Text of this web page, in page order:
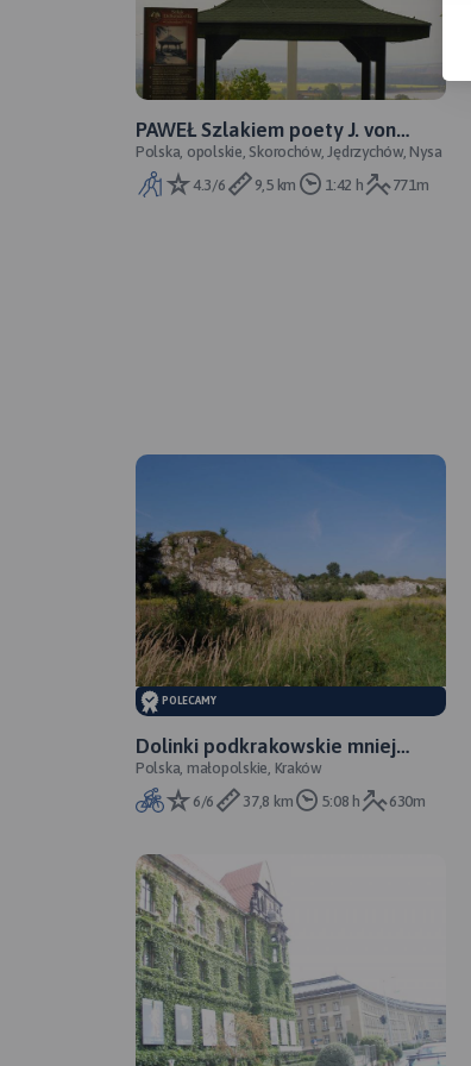
PAWEŁ Szlakiem poety J. von
Eichendorffa - do Skorochowa i na
Riwierę nad Jez. Nyskim
Polska, opolskie, Skorochów, Jędrzychów, Nysa
4.3/6
9,5 km 1:42 h 771m
POLECAMY
Dolinki podkrakowskie mniej
znane
Polska, małopolskie, Kraków
6/6
37,8 km 5:08 h 630m